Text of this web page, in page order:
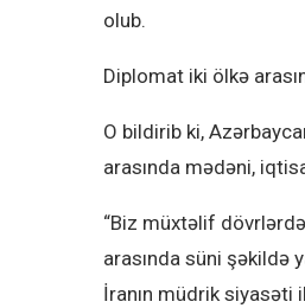
olub.
Diplomat iki ölkə
O bildirib ki,
arasında mədəni,
“Biz müxtəlif
arasında süni şəkildə
İranın müdrik siyasəti